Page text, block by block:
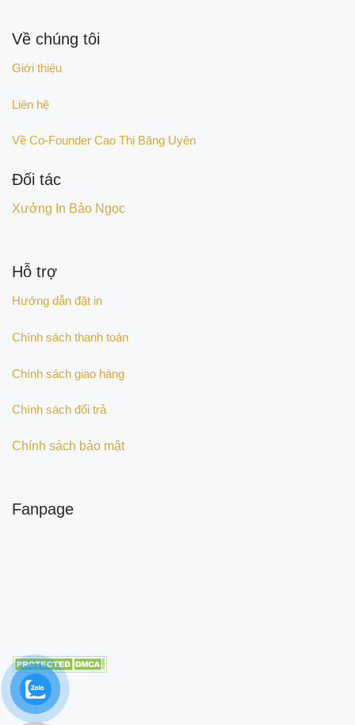
Về chúng tôi
Giới thiệu
Liên hệ
Về Co-Founder Cao Thị Băng Uyên
Đối tác
Xưởng In Bảo Ngọc
Hỗ trợ
Hướng dẫn đặt in
Chính sách thanh toán
Chính sách giao hàng
Chính sách đổi trả
Chính sách bảo mật
Fanpage